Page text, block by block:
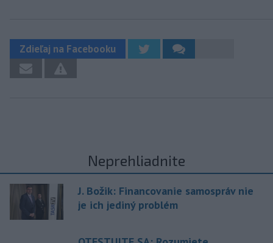
Zdieľaj na Facebooku
Neprehliadnite
J. Božik: Financovanie samospráv nie
je ich jediný problém